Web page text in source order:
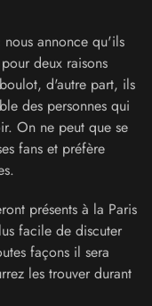
annonce qu'ils
deux raisons
d'autre part, ils
des personnes qui
On ne peut que se
fans et préfère
présents à la Paris
facile de discuter
façons il sera
les trouver durant